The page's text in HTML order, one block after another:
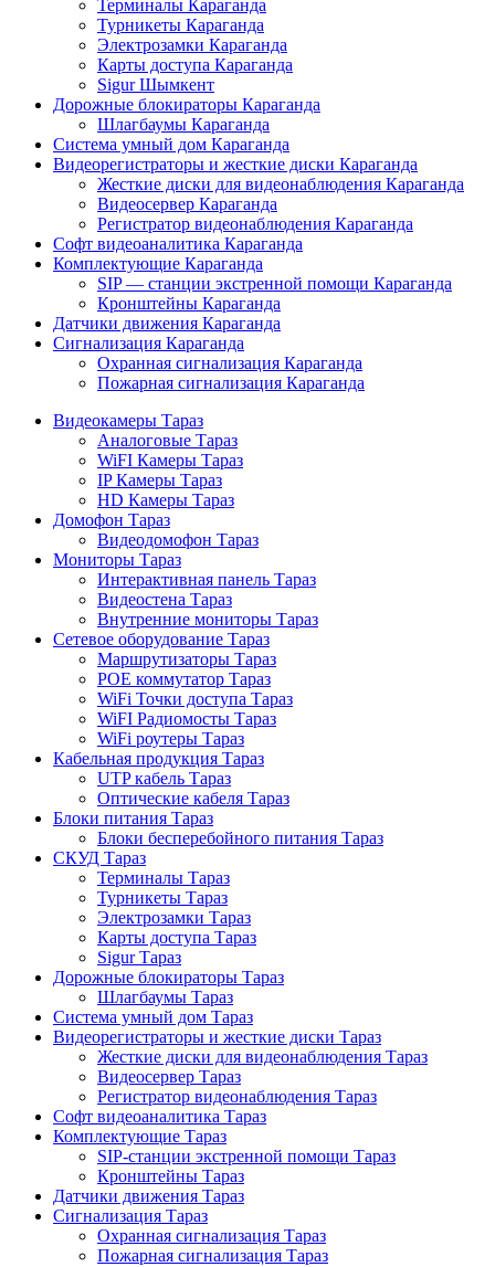
Терминалы Караганда
Турникеты Караганда
Электрозамки Караганда
Карты доступа Караганда
Sigur Шымкент
Дорожные блокираторы Караганда
Шлагбаумы Караганда
Система умный дом Караганда
Видеорегистраторы и жесткие диски Караганда
Жесткие диски для видеонаблюдения Караганда
Видеосервер Караганда
Регистратор видеонаблюдения Караганда
Софт видеоаналитика Караганда
Комплектующие Караганда
SIP — станции экстренной помощи Караганда
Кронштейны Караганда
Датчики движения Караганда
Сигнализация Караганда
Охранная сигнализация Караганда
Пожарная сигнализация Караганда
Видеокамеры Тараз
Аналоговые Тараз
WiFI Камеры Тараз
IP Камеры Тараз
HD Камеры Тараз
Домофон Тараз
Видеодомофон Тараз
Мониторы Тараз
Интерактивная панель Тараз
Видеостена Тараз
Внутренние мониторы Тараз
Сетевое оборудование Тараз
Маршрутизаторы Тараз
POE коммутатор Тараз
WiFi Точки доступа Тараз
WiFI Радиомосты Тараз
WiFi роутеры Тараз
Кабельная продукция Тараз
UTP кабель Тараз
Оптические кабеля Тараз
Блоки питания Тараз
Блоки бесперебойного питания Тараз
СКУД Тараз
Терминалы Тараз
Турникеты Тараз
Электрозамки Тараз
Карты доступа Тараз
Sigur Тараз
Дорожные блокираторы Тараз
Шлагбаумы Тараз
Система умный дом Тараз
Видеорегистраторы и жесткие диски Тараз
Жесткие диски для видеонаблюдения Тараз
Видеосервер Тараз
Регистратор видеонаблюдения Тараз
Софт видеоаналитика Тараз
Комплектующие Тараз
SIP-станции экстренной помощи Тараз
Кронштейны Тараз
Датчики движения Тараз
Сигнализация Тараз
Охранная сигнализация Тараз
Пожарная сигнализация Тараз